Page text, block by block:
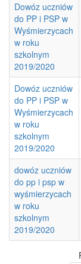
Dowóz uczniów
do PP i PSP w
Wyśmierzycach
w roku
szkolnym
2019/2020
Dowóz uczniów
do PP i PSP w
Wyśmierzycach
w roku
szkolnym
2019/2020
dowóz uczniów
do pp i psp w
wyśmierzycach
w roku
szkolnym
2019/2020